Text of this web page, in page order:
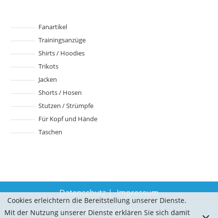
Fanartikel
Trainingsanzüge
Shirts / Hoodies
Trikots
Jacken
Shorts / Hosen
Stutzen / Strümpfe
Für Kopf und Hände
Taschen
Datenschutz
Impressum
© Keßler WerbeVision
Cookies erleichtern die Bereitstellung unserer Dienste.
Mit der Nutzung unserer Dienste erklären Sie sich damit